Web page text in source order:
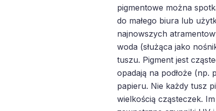
pigmentowe można
do małego biura lub
najnowszych
woda (służąca jako
tuszu. Pigment jest
opadają na podłoże
papieru. Nie każdy tusz
wielkością cząsteczek.